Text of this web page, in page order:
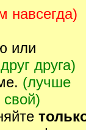
навсегда)
или
друга)
(лучше